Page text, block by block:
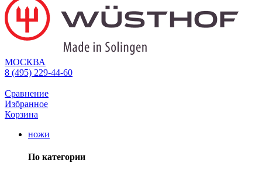
МОСКВА
8 (495) 229-44-60
Сравнение
Избранное
Корзина
ножи
По категории